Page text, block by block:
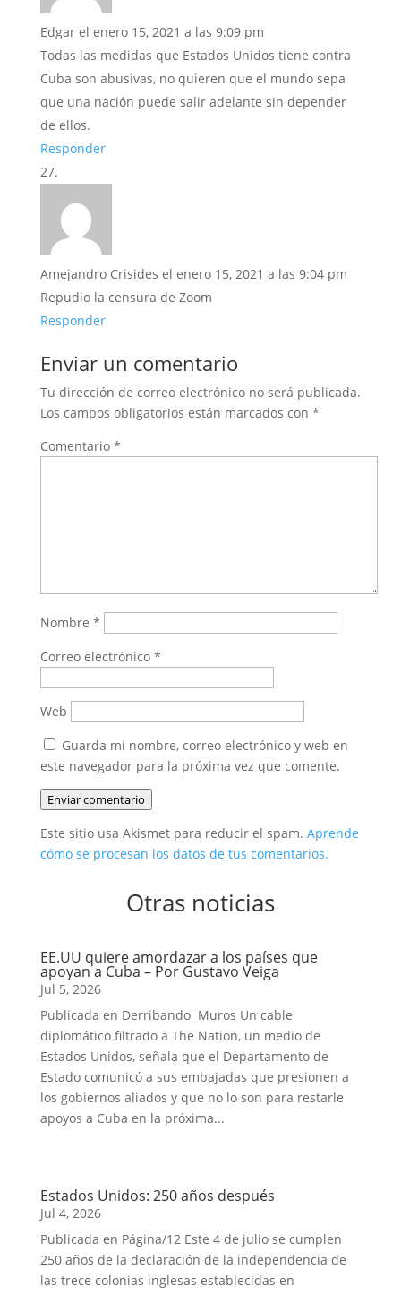
Edgar el enero 15, 2021 a las 9:09 pm
Todas las medidas que Estados Unidos tiene contra
Cuba son abusivas, no quieren que el mundo sepa
que una nación puede salir adelante sin depender
de ellos.
Responder
Amejandro Crisides el enero 15, 2021 a las 9:04 pm
Repudio la censura de Zoom
Responder
Enviar un comentario
Tu dirección de correo electrónico no será publicada.
Los campos obligatorios están marcados con *
Comentario *
Nombre *
Correo electrónico *
Web
Guarda mi nombre, correo electrónico y web en
este navegador para la próxima vez que comente.
Enviar comentario
Este sitio usa Akismet para reducir el spam. Aprende
cómo se procesan los datos de tus comentarios.
Otras noticias
EE.UU quiere amordazar a los países que
apoyan a Cuba – Por Gustavo Veiga
Jul 5, 2026
Publicada en Derribando Muros Un cable
diplomático filtrado a The Nation, un medio de
Estados Unidos, señala que el Departamento de
Estado comunicó a sus embajadas que presionen a
los gobiernos aliados y que no lo son para restarle
apoyos a Cuba en la próxima...
Estados Unidos: 250 años después
Jul 4, 2026
Publicada en Página/12 Este 4 de julio se cumplen
250 años de la declaración de la independencia de
las trece colonias inglesas establecidas en